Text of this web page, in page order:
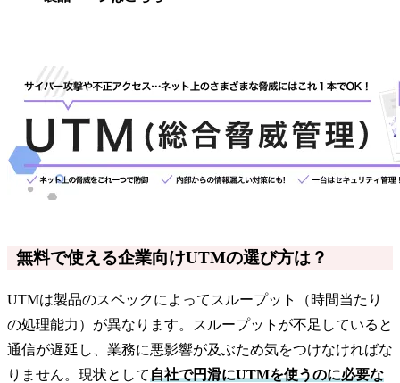
無料で使える企業向けUTMの選び方は？
UTMは製品のスペックによってスループット（時間当たり
の処理能力）が異なります。スループットが不足していると
通信が遅延し、業務に悪影響が及ぶため気をつけなければな
りません。現状として自社で円滑にUTMを使うのに必要な